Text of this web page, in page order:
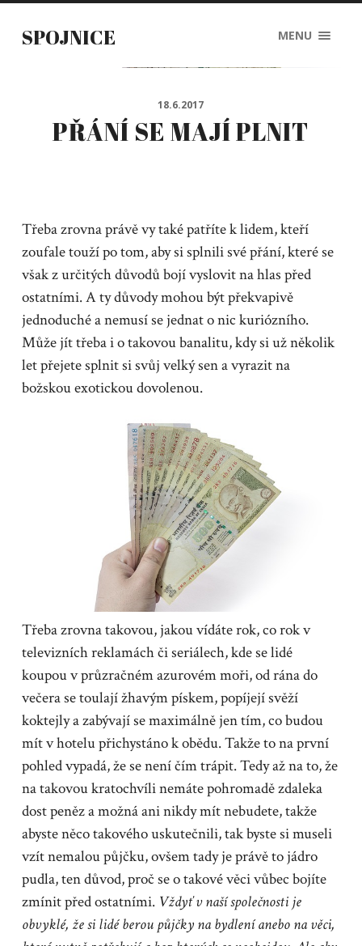
SPOJNICE MENU
18.6.2017
PŘÁNÍ SE MAJÍ PLNIT
Třeba zrovna právě vy také patříte k lidem, kteří
zoufale touží po tom, aby si splnili své přání, které se
však z určitých důvodů bojí vyslovit na hlas před
ostatními. A ty důvody mohou být překvapivě
jednoduché a nemusí se jednat o nic kuriózního.
Může jít třeba i o takovou banalitu, kdy si už několik
let přejete splnit si svůj velký sen a vyrazit na
božskou exotickou dovolenou.
Třeba zrovna takovou, jakou vídáte rok, co rok v
televizních reklamách či seriálech, kde se lidé
koupou v průzračném azurovém moři, od rána do
večera se toulají žhavým pískem, popíjejí svěží
koktejly a zabývají se maximálně jen tím, co budou
mít v hotelu přichystáno k obědu. Takže to na první
pohled vypadá, že se není čím trápit. Tedy až na to, že
na takovou kratochvíli nemáte pohromadě zdaleka
dost peněz a možná ani nikdy mít nebudete, takže
abyste něco takového uskutečnili, tak byste si museli
vzít nemalou půjčku, ovšem tady je právě to jádro
pudla, ten důvod, proč se o takové věci vůbec bojíte
zmínit před ostatními. Vždyť v naší společnosti je
obvyklé, že si lidé berou půjčky na bydlení anebo na věci,